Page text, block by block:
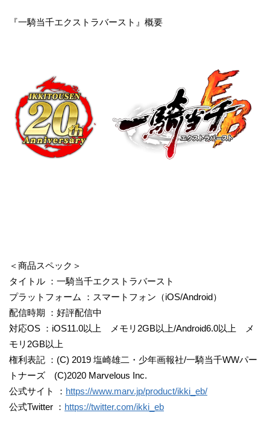
『一騎当千エクストラバースト』概要
＜商品スペック＞
タイトル ：一騎当千エクストラバースト
プラットフォーム ：スマートフォン（iOS/Android）
配信時期 ：好評配信中
対応OS ：iOS11.0以上 メモリ2GB以上/Android6.0以上 メ
モリ2GB以上
権利表記 ：(C) 2019 塩崎雄二・少年画報社/一騎当千WWパー
トナーズ (C)2020 Marvelous Inc.
公式サイト ： https://www.marv.jp/product/ikki_eb/
公式Twitter ： https://twitter.com/ikki_eb